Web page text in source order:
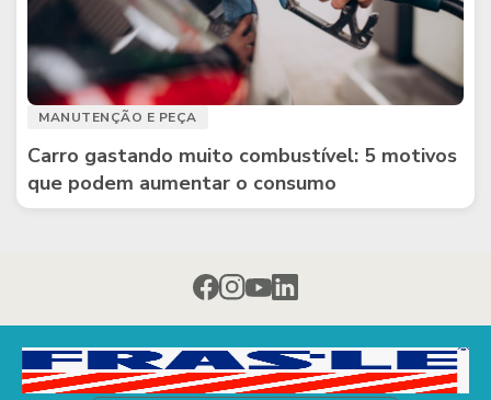
MANUTENÇÃO E PEÇA
Carro gastando muito combustível: 5 motivos
que podem aumentar o consumo